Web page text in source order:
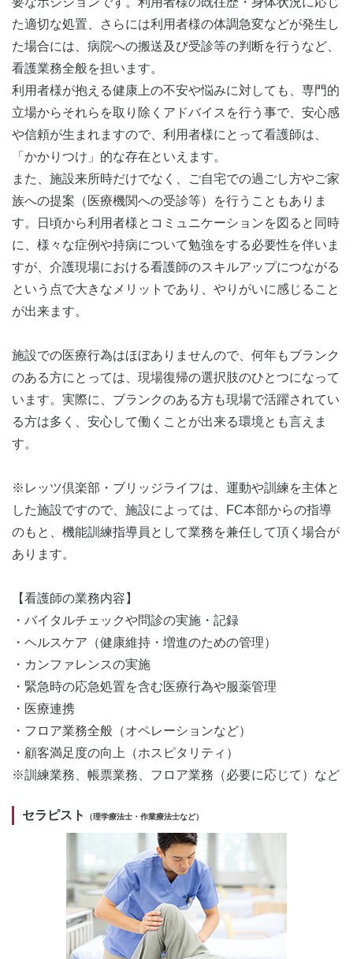
た適切な処置、さらには利用者様の体調急変などが発生し
た場合には、病院への搬送及び受診等の判断を行うなど、
看護業務全般を担います。
利用者様が抱える健康上の不安や悩みに対しても、専門的
立場からそれらを取り除くアドバイスを行う事で、安心感
や信頼が生まれますので、利用者様にとって看護師は、
「かかりつけ」的な存在といえます。
また、施設来所時だけでなく、ご自宅での過ごし方やご家
族への提案（医療機関への受診等）を行うこともありま
す。日頃から利用者様とコミュニケーションを図ると同時
に、様々な症例や持病について勉強をする必要性を伴いま
すが、介護現場における看護師のスキルアップにつながる
という点で大きなメリットであり、やりがいに感じること
が出来ます。
施設での医療行為はほぼありませんので、何年もブランク
のある方にとっては、現場復帰の選択肢のひとつになって
います。実際に、ブランクのある方も現場で活躍されてい
る方は多く、安心して働くことが出来る環境とも言えま
す。
※レッツ倶楽部・ブリッジライフは、運動や訓練を主体と
した施設ですので、施設によっては、FC本部からの指導
のもと、機能訓練指導員として業務を兼任して頂く場合が
あります。
【看護師の業務内容】
・バイタルチェックや問診の実施・記録
・ヘルスケア（健康維持・増進のための管理）
・カンファレンスの実施
・緊急時の応急処置を含む医療行為や服薬管理
・医療連携
・フロア業務全般（オペレーションなど）
・顧客満足度の向上（ホスピタリティ）
※訓練業務、帳票業務、フロア業務（必要に応じて）など
セラピスト （理学療法士・作業療法士など）